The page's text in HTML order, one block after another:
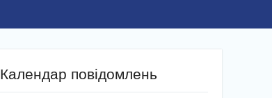
Календар повідомлень